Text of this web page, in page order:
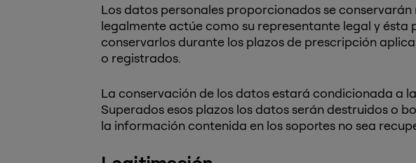
Los datos personales proporcionados se
legalmente actúe como su representante legal y ésta
conservarlos durante los plazos de prescripción
o registrados.
La conservación de los datos estará condicionada a
Superados esos plazos los datos serán destruidos o
la información contenida en los soportes no sea